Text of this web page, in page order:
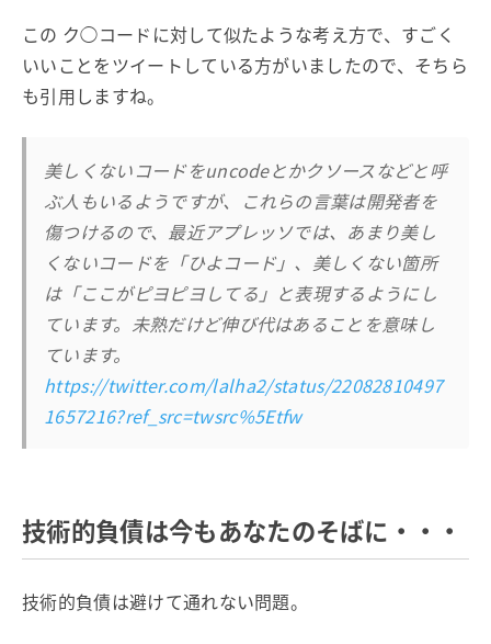
この ク◯コードに対して似たような考え方で、すごく
いいことをツイートしている方がいましたので、そちら
も引用しますね。
美しくないコードをuncodeとかクソースなどと呼
ぶ人もいるようですが、これらの言葉は開発者を
傷つけるので、最近アプレッソでは、あまり美し
くないコードを「ひよコード」、美しくない箇所
は「ここがピヨピヨしてる」と表現するようにし
ています。未熟だけど伸び代はあることを意味し
ています。
https://twitter.com/lalha2/status/22082810497
1657216?ref_src=twsrc%5Etfw
技術的負債は今もあなたのそばに・・・
技術的負債は避けて通れない問題。